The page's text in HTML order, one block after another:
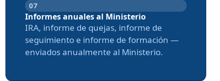
07
Informes anuales al Ministerio
IRA, informe de quejas, informe de
seguimiento e informe de formación —
enviados anualmente al Ministerio.